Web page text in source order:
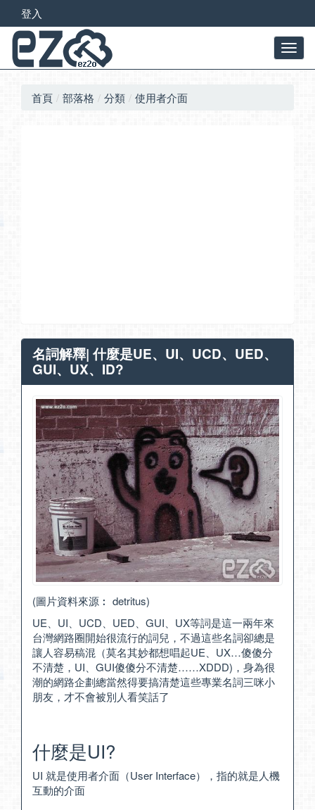
登入
首頁 部落格 分類 使用者介面
名詞解釋| 什麼是UE、UI、UCD、UED、
GUI、UX、ID?
(圖片資料來源︰ detritus)
UE、UI、UCD、UED、GUI、UX等詞是這一兩年來
台灣網路圈開始很流行的詞兒，不過這些名詞卻總是
讓人容易稿混（莫名其妙都想唱起UE、UX…傻傻分
不清楚，UI、GUI傻傻分不清楚……XDDD)，身為很
潮的網路企劃總當然得要搞清楚這些專業名詞三咪小
朋友，才不會被別人看笑話了
什麼是UI?
UI 就是使用者介面（User Interface），指的就是人機
互動的介面